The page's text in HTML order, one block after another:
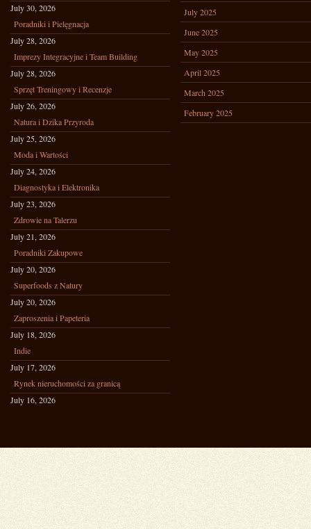
July 30, 2026
Poradniki i Pielęgnacja
July 28, 2026
Imprezy Integracyjne i Team Building
July 28, 2026
Sprzęt Treningowy i Recenzje
July 26, 2026
Natura i Dzika Przyroda
July 25, 2026
Moda i Wartości
July 24, 2026
Diagnostyka i Elektronika
July 23, 2026
Zdrowie na Talerzu
July 21, 2026
Poradniki Zakupowe
July 20, 2026
Superfoods z Natury
July 20, 2026
Zaproszenia i Papeteria
July 18, 2026
Indie
July 17, 2026
Rynek nieruchomości za granicą
July 16, 2026
July 2025
June 2025
May 2025
April 2025
March 2025
February 2025